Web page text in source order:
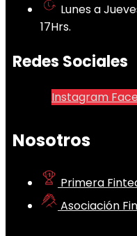
Lunes a
17Hrs.
Redes Sociales
Instagram
Nosotros
Primera
Asociación